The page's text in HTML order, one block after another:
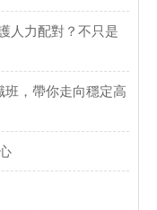
人力配對？不只是
，帶你走向穩定高